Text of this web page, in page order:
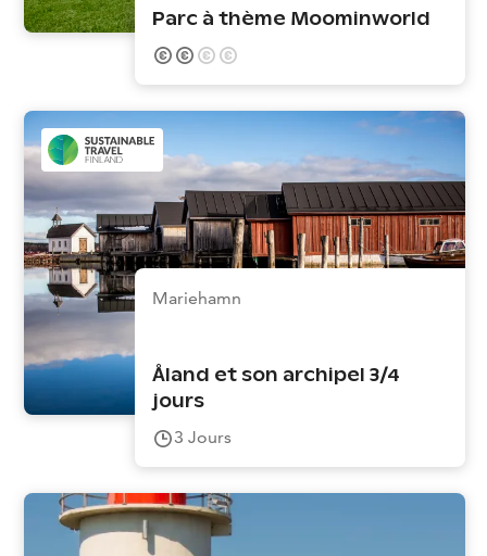
Parc à thème Moominworld
Mariehamn
Åland et son archipel 3/4
jours
3 Jours